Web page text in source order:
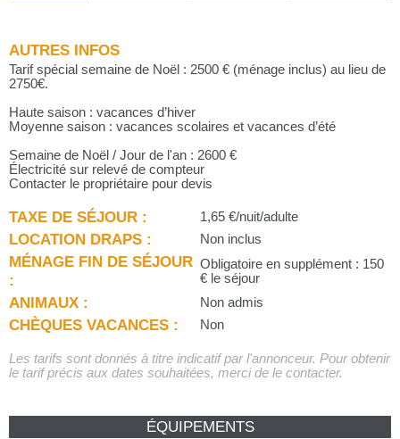
AUTRES INFOS
Tarif spécial semaine de Noël : 2500 € (ménage inclus) au lieu de
2750€.
Haute saison : vacances d’hiver
Moyenne saison : vacances scolaires et vacances d’été
Semaine de Noël / Jour de l'an : 2600 €
Électricité sur relevé de compteur
Contacter le propriétaire pour devis
TAXE DE SÉJOUR : 1,65 €/nuit/adulte
LOCATION DRAPS : Non inclus
MÉNAGE FIN DE SÉJOUR
:
Obligatoire en supplément : 150
€ le séjour
ANIMAUX : Non admis
CHÈQUES VACANCES : Non
Les tarifs sont donnés à titre indicatif par l'annonceur. Pour obtenir
le tarif précis aux dates souhaitées, merci de le contacter.
ÉQUIPEMENTS